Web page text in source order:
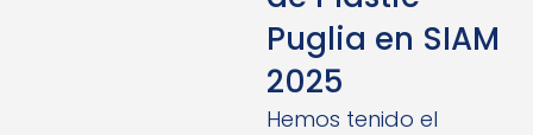
Puglia en SIAM
2025
Hemos tenido el